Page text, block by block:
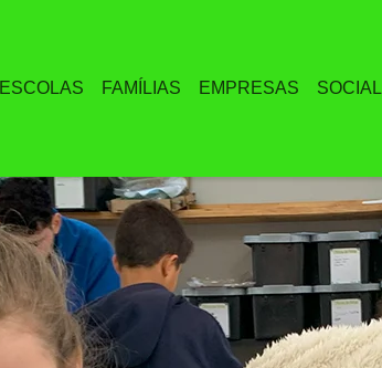
ESCOLAS FAMÍLIAS EMPRESAS SOCIAL